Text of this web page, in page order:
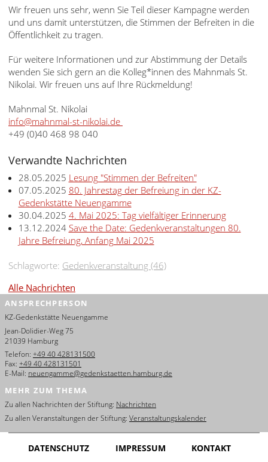
Wir freuen uns sehr, wenn Sie Teil dieser Kampagne werden
und uns damit unterstützen, die Stimmen der Befreiten in die
Öffentlichkeit zu tragen.
Für weitere Informationen und zur Abstimmung der Details
wenden Sie sich gern an die Kolleg*innen des Mahnmals St.
Nikolai. Wir freuen uns auf Ihre Rückmeldung!
Mahnmal St. Nikolai
info@mahnmal-st-nikolai.de
+49 (0)40 468 98 040
Verwandte Nachrichten
28.05.2025 Lesung "Stimmen der Befreiten"
07.05.2025 80. Jahrestag der Befreiung in der KZ-
Gedenkstätte Neuengamme
30.04.2025 4. Mai 2025: Tag vielfältiger Erinnerung
13.12.2024 Save the Date: Gedenkveranstaltungen 80.
Jahre Befreiung, Anfang Mai 2025
Schlagworte: Gedenkveranstaltung (46)
Alle Nachrichten
ANSPRECHPERSON
KZ-Gedenkstätte Neuengamme
Jean-Dolidier-Weg 75
21039 Hamburg
Telefon: +49 40 428131500
Fax: +49 40 428131501
E-Mail: neuengamme@gedenkstaetten.hamburg.de
MEHR ZUM THEMA
Zu allen Nachrichten der Stiftung: Nachrichten
Zu allen Veranstaltungen der Stiftung: Veranstaltungskalender
DATENSCHUTZ IMPRESSUM KONTAKT